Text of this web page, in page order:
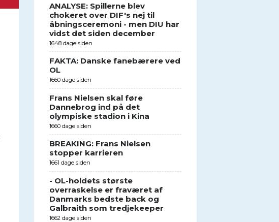
ANALYSE: Spillerne blev
chokeret over DIF's nej til
åbningsceremoni - men DIU har
vidst det siden december
1648 dage siden
FAKTA: Danske fanebærere ved
OL
1660 dage siden
Frans Nielsen skal føre
Dannebrog ind på det
olympiske stadion i Kina
1660 dage siden
BREAKING: Frans Nielsen
stopper karrieren
1661 dage siden
- OL-holdets største
overraskelse er fraværet af
Danmarks bedste back og
Galbraith som tredjekeeper
1662 dage siden